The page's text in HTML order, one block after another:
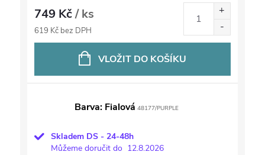
749 Kč/ ks
619 Kč bez DPH
VLOŽIT DO KOŠÍKU
Barva: Fialová 48177/PURPLE
Skladem DS - 24-48h
Můžeme doručit do 12.8.2026